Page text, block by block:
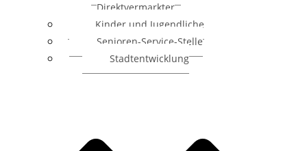
Direktvermarkter
Kinder und Jugendliche
Senioren-Service-Stelle
Stadtentwicklung